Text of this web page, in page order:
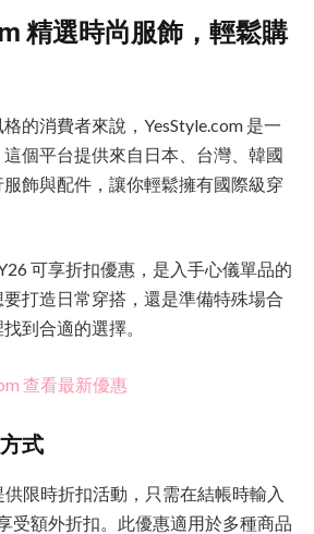
精選時尚服飾，輕鬆購
的消費者來說，YesStyle.com 是一
個平台提供來自日本、台灣、韓國
飾與配件，讓你輕鬆擁有國際級穿
可享折扣優惠，是入手心儀單品的
打造日常穿搭，還是準備特殊場合
到合適的選擇。
查看最新優惠
式
供限時折扣活動，只需在結帳時輸入
受額外折扣。此優惠適用於多種商品